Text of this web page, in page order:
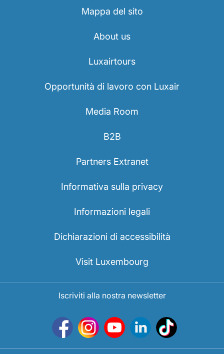
Mappa del sito
About us
Luxairtours
Opportunità di lavoro con Luxair
Media Room
B2B
Partners Extranet
Informativa sulla privacy
Informazioni legali
Dichiarazioni di accessibilità
Visit Luxembourg
Iscriviti alla nostra newsletter